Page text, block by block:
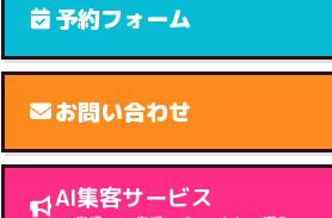
予約フォーム
お問い合わせ
AI集客サービス